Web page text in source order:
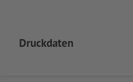
Druckdaten